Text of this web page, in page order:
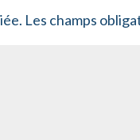
Les champs